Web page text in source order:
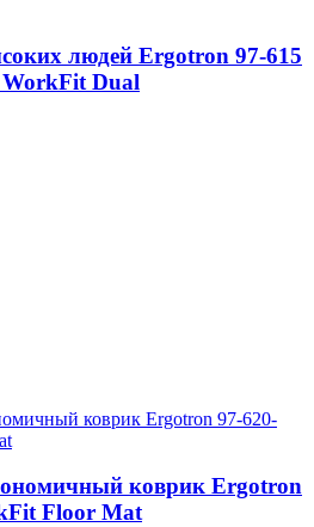
людей Ergotron 97-615
Dual
коврик Ergotron
Floor Mat